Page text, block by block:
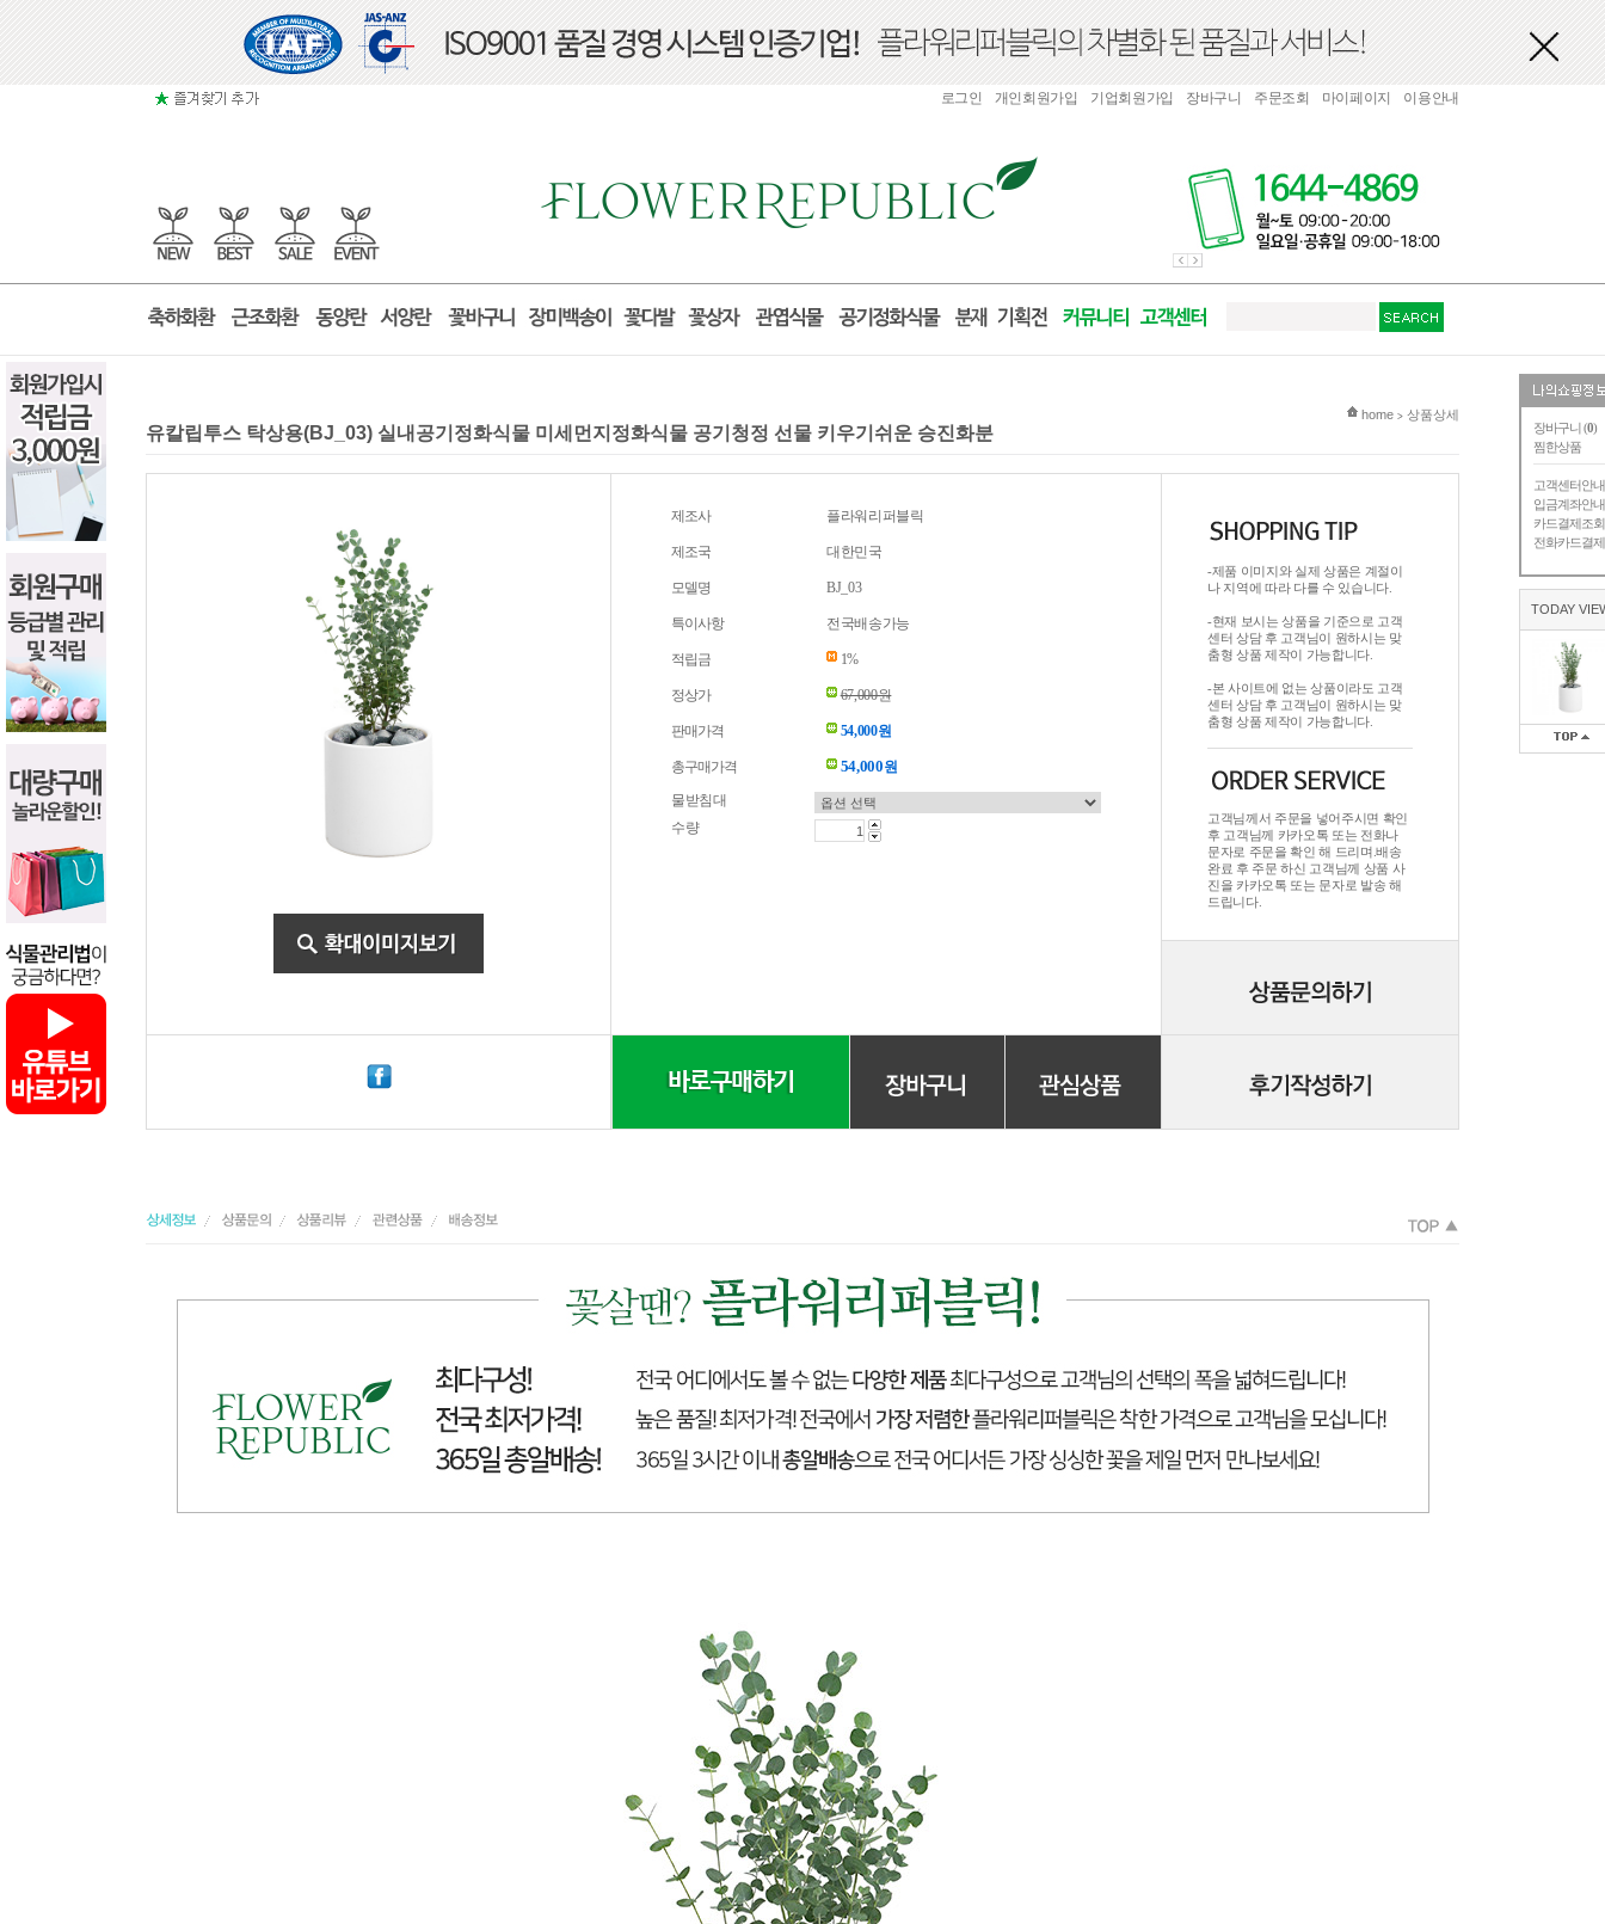
장바구니 (0)
찜한상품
고객센터안내
입금계좌안내
카드결제조회
전화카드결제
TODAY
로그인 개인회원가입 기업회원가입 장바구니 주문조회 마이페이지 이용안내
현재 위치
home > 상품상세
유칼립투스 탁상용(BJ_03) 실내공기정화식물 미세먼지정화식물 공기청정 선물 키우기쉬운 승진화분
제조사 플라워리퍼블릭
제조국 대한민국
모델명 BJ_03
특이사항 전국배송가능
적립금 1%
정상가 67,000원
판매가격 54,000원
총구매가격 54,000원
물받침대
수량
-제품 이미지와 실제 상품은 계절이
나 지역에 따라 다를 수 있습니다.
-현재 보시는 상품을 기준으로 고객
센터 상담 후 고객님이 원하시는 맞
춤형 상품 제작이 가능합니다.
-본 사이트에 없는 상품이라도 고객
센터 상담 후 고객님이 원하시는 맞
춤형 상품 제작이 가능합니다.
고객님께서 주문을 넣어주시면 확인
후 고객님께 카카오톡 또는 전화나
문자로 주문을 확인 해 드리며.배송
완료 후 주문 하신 고객님께 상품 사
진을 카카오톡 또는 문자로 발송 해
드립니다.